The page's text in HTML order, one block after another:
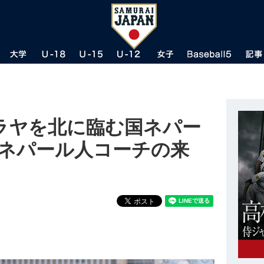
ヤを北に臨む国ネパー
パール人コーチの来